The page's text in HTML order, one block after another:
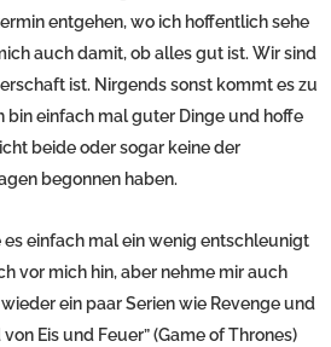
entgehen, wo ich hoffentlich sehe
auch damit, ob alles gut ist. Wir sind
ist. Nirgends sonst kommt es zu
bin einfach mal guter Dinge und hoffe
beide oder sogar keine der
begonnen haben.
einfach mal ein wenig entschleunigt
vor mich hin, aber nehme mir auch
ein paar Serien wie Revenge und
Eis und Feuer” (Game of Thrones)